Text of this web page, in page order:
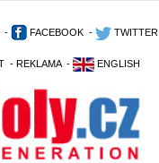
- FACEBOOK - TWITTER
- REKLAMA - ENGLISH